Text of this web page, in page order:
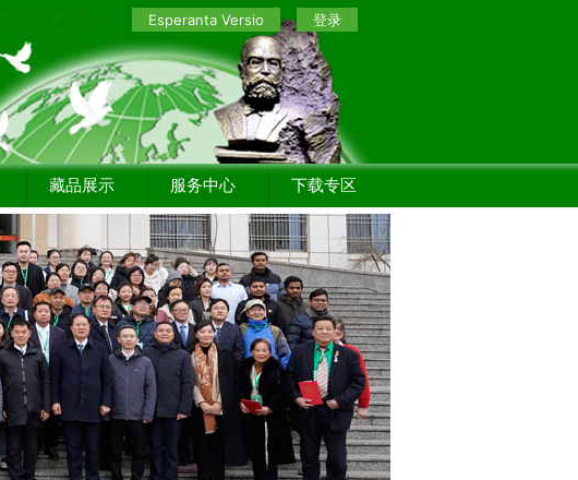
Esperanta Versio 登录
藏品展示 服务中心 下载专区